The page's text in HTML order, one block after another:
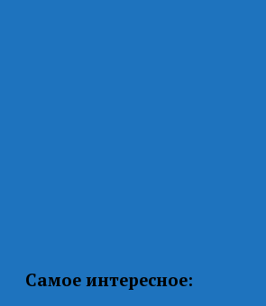
Самое интересное: